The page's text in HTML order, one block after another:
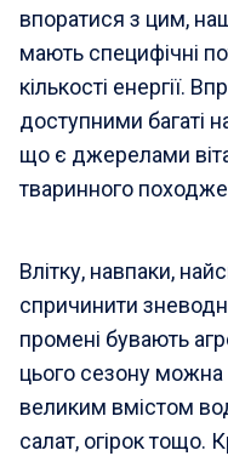
впоратися з цим,
мають специфічні
кількості енергії.
доступними багаті
що є джерелами
тваринного
Влітку, навпаки,
спричинити
промені бувають
цього сезону можна
великим вмістом
салат, огірок тощо.